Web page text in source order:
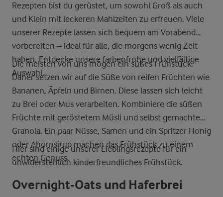
Rezepten bist du gerüstet, um sowohl Groß als auch
und Klein mit leckeren Mahlzeiten zu erfreuen. Viele
unserer Rezepte lassen sich bequem am Vorabend
vorbereiten – ideal für alle, die morgens wenig Zeit
haben. Entdecke unsere farbenfrohe und vielfältige
Auswahl.
Die meisten von uns mögen ein süßes Frühstück.
Daher setzen wir auf die Süße von reifen Früchten wie
Bananen, Äpfeln und Birnen. Diese lassen sich leicht
zu Brei oder Mus verarbeiten. Kombiniere die süßen
Früchte mit geröstetem Müsli und selbst gemachtem
Granola. Ein paar Nüsse, Samen und ein Spritzer Honig
oder Ahornsirup machen das Frühstück zu einem
echten Genuss.
Hier sind einige unserer Lieblingsrezepte für ein
unwiderstehlich kinderfreundliches Frühstück.
Overnight-Oats und Haferbrei